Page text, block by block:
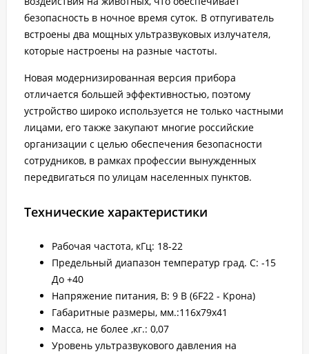
безопасность в ночное время суток. В отпугиватель
встроены два мощных ультразвуковых излучателя,
которые настроены на разные частоты.
Новая модернизированная версия прибора
отличается большей эффективностью, поэтому
устройство широко используется не только частными
лицами, его также закупают многие российские
организации с целью обеспечения безопасности
сотрудников, в рамках профессии вынужденных
передвигаться по улицам населенных пунктов.
Технические характеристики
Рабочая частота, кГц: 18-22
Предельный диапазон температур град. С: -15
До +40
Напряжение питания, В: 9 В (6F22 - Крона)
Габаритные размеры, мм.:116х79х41
Масса, не более ,кг.: 0,07
Уровень ультразвукового давления на